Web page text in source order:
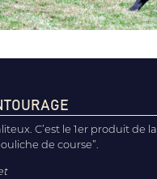
C’est le 1er produit de
de course”.